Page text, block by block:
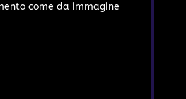
come da immagine